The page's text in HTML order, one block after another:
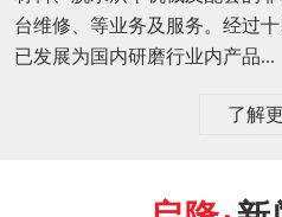
台维修、等业务及服务。经过
已发展为国内研磨行业内产品...
了解